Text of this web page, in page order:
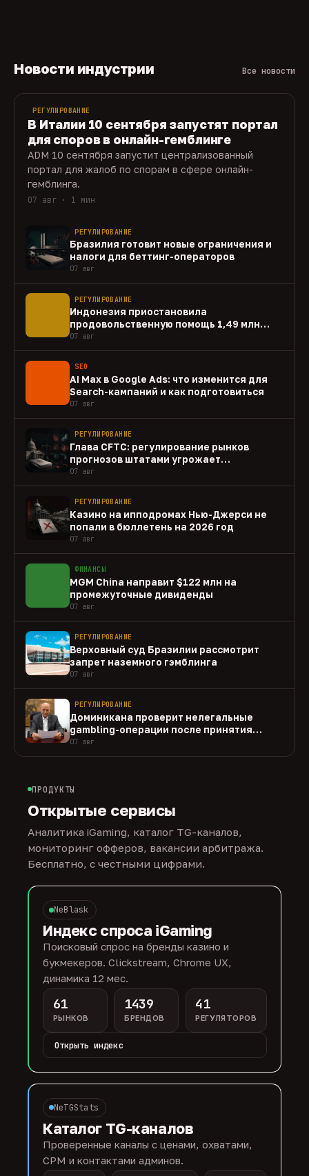
Новости индустрии Все новости
РЕГУЛИРОВАНИЕ
В Италии 10 сентября запустят портал
для споров в онлайн-гемблинге
ADM 10 сентября запустит централизованный
портал для жалоб по спорам в сфере онлайн-
гемблинга.
07 авг · 1 мин
РЕГУЛИРОВАНИЕ
Бразилия готовит новые ограничения и
налоги для беттинг-операторов
07 авг
РЕГУЛИРОВАНИЕ
Индонезия приостановила
продовольственную помощь 1,49 млн
домохозяйств
07 авг
SEO
AI Max в Google Ads: что изменится для
Search-кампаний и как подготовиться
07 авг
РЕГУЛИРОВАНИЕ
Глава CFTC: регулирование рынков
прогнозов штатами угрожает
федеральному рынку
07 авг
РЕГУЛИРОВАНИЕ
Казино на ипподромах Нью-Джерси не
попали в бюллетень на 2026 год
07 авг
ФИНАНСЫ
MGM China направит $122 млн на
промежуточные дивиденды
07 авг
РЕГУЛИРОВАНИЕ
Верховный суд Бразилии рассмотрит
запрет наземного гэмблинга
07 авг
РЕГУЛИРОВАНИЕ
Доминикана проверит нелегальные
gambling-операции после принятия
закона
07 авг
ПРОДУКТЫ
Открытые сервисы
Аналитика iGaming, каталог TG-каналов,
мониторинг офферов, вакансии арбитража.
Бесплатно, с честными цифрами.
NeBlask
Индекс спроса iGaming
Поисковый спрос на бренды казино и
букмекеров. Clickstream, Chrome UX,
динамика 12 мес.
61
РЫНКОВ
1439
БРЕНДОВ
41
РЕГУЛЯТОРОВ
Открыть индекс
NeTGStats
Каталог TG-каналов
Проверенные каналы с ценами, охватами,
CPM и контактами админов.